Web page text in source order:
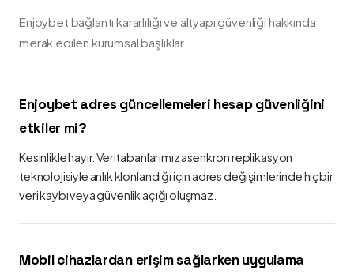
Enjoybet bağlantı kararlılığı ve altyapı güvenliği hakkında
merak edilen kurumsal başlıklar.
Enjoybet adres güncellemeleri hesap güvenliğini
etkiler mi?
Kesinlikle hayır. Veritabanlarımız asenkron replikasyon
teknolojisiyle anlık klonlandığı için adres değişimlerinde hiçbir
veri kaybı veya güvenlik açığı oluşmaz.
Mobil cihazlardan erişim sağlarken uygulama